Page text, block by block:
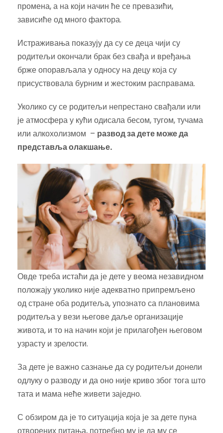
промена, а на који начин ће се превазићи,
зависиће од много фактора.
Истраживања показују да су се деца чији су
родитељи окончали брак без свађа и вређања
брже опорављала у односу на децу која су
присуствовала бурним и жестоким расправама.
Уколико су се родитељи непрестано свађали или
је атмосфера у кући одисала бесом, тугом, тучама
или алкохолизмом – развод за дете може да
представља олакшање.
Овде треба истаћи да је дете у веома незавидном
положају уколико није адекватно припремљено
од стране оба родитеља, упознато са плановима
родитеља у вези његове даље организације
живота, и то на начин који је прилагођен његовом
узрасту и зрелости.
За дете је важно сазнање да су родитељи донели
одлуку о разводу и да оно није криво због тога што
тата и мама неће живети заједно.
С обзиром да је то ситуација која је за дете пуна
отворених питања, потребно му је да му се